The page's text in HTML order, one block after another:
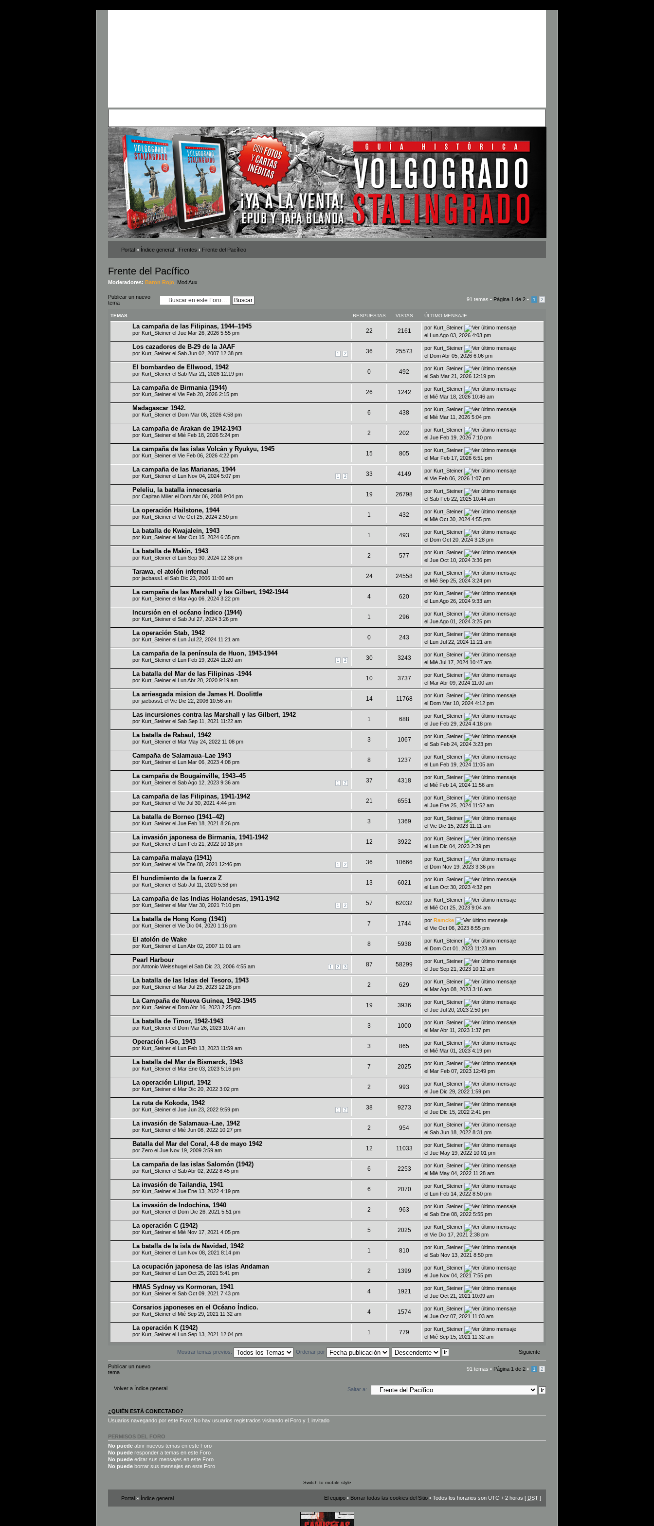
Portal » Índice general ‹ Frentes ‹ Frente del Pacífico
Frente del Pacífico
Moderadores: Baron Rojo Mod Aux
Publicar un nuevo
tema
91 temas • Página 1 de 2 • 1 2
TEMAS RESPUESTAS VISTAS ÚLTIMO MENSAJE
La campaña de las Filipinas, 1944–1945
por Kurt_Steiner el Jue Mar 26, 2026 5:55 pm 22 2161 por Kurt_Steiner
el Lun Ago 03, 2026 4:03 pm
Los cazadores de B-29 de la JAAF
1 2
por Kurt_Steiner el Sab Jun 02, 2007 12:38 pm 36 25573 por Kurt_Steiner
el Dom Abr 05, 2026 6:06 pm
El bombardeo de Ellwood, 1942
por Kurt_Steiner el Sab Mar 21, 2026 12:19 pm 0 492 por Kurt_Steiner
el Sab Mar 21, 2026 12:19 pm
La campaña de Birmania (1944)
por Kurt_Steiner el Vie Feb 20, 2026 2:15 pm 26 1242 por Kurt_Steiner
el Mié Mar 18, 2026 10:46 am
Madagascar 1942.
por Kurt_Steiner el Dom Mar 08, 2026 4:58 pm 6 438 por Kurt_Steiner
el Mié Mar 11, 2026 5:04 pm
La campaña de Arakan de 1942-1943
por Kurt_Steiner el Mié Feb 18, 2026 5:24 pm 2 202 por Kurt_Steiner
el Jue Feb 19, 2026 7:10 pm
La campaña de las islas Volcán y Ryukyu, 1945
por Kurt_Steiner el Vie Feb 06, 2026 4:22 pm 15 805 por Kurt_Steiner
el Mar Feb 17, 2026 6:51 pm
La campaña de las Marianas, 1944
1 2
por Kurt_Steiner el Lun Nov 04, 2024 5:07 pm 33 4149 por Kurt_Steiner
el Vie Feb 06, 2026 1:07 pm
Peleliu, la batalla innecesaria
por Capitan Miller el Dom Abr 06, 2008 9:04 pm 19 26798 por Kurt_Steiner
el Sab Feb 22, 2025 10:44 am
La operación Hailstone, 1944
por Kurt_Steiner el Vie Oct 25, 2024 2:50 pm 1 432 por Kurt_Steiner
el Mié Oct 30, 2024 4:55 pm
La batalla de Kwajalein, 1943
por Kurt_Steiner el Mar Oct 15, 2024 6:35 pm 1 493 por Kurt_Steiner
el Dom Oct 20, 2024 3:28 pm
La batalla de Makin, 1943
por Kurt_Steiner el Lun Sep 30, 2024 12:38 pm 2 577 por Kurt_Steiner
el Jue Oct 10, 2024 3:36 pm
Tarawa, el atolón infernal
por jacbass1 el Sab Dic 23, 2006 11:00 am 24 24558 por Kurt_Steiner
el Mié Sep 25, 2024 3:24 pm
La campaña de las Marshall y las Gilbert, 1942-1944
por Kurt_Steiner el Mar Ago 06, 2024 3:22 pm 4 620 por Kurt_Steiner
el Lun Ago 26, 2024 9:33 am
Incursión en el océano Índico (1944)
por Kurt_Steiner el Sab Jul 27, 2024 3:26 pm 1 296 por Kurt_Steiner
el Jue Ago 01, 2024 3:25 pm
La operación Stab, 1942
por Kurt_Steiner el Lun Jul 22, 2024 11:21 am 0 243 por Kurt_Steiner
el Lun Jul 22, 2024 11:21 am
La campaña de la península de Huon, 1943-1944
1 2
por Kurt_Steiner el Lun Feb 19, 2024 11:20 am 30 3243 por Kurt_Steiner
el Mié Jul 17, 2024 10:47 am
La batalla del Mar de las Filipinas -1944
por Kurt_Steiner el Lun Abr 20, 2020 9:19 am 10 3737 por Kurt_Steiner
el Mar Abr 09, 2024 11:00 am
La arriesgada mision de James H. Doolittle
por jacbass1 el Vie Dic 22, 2006 10:56 am 14 11768 por Kurt_Steiner
el Dom Mar 10, 2024 4:12 pm
Las incursiones contra las Marshall y las Gilbert, 1942
por Kurt_Steiner el Sab Sep 11, 2021 11:22 am 1 688 por Kurt_Steiner
el Jue Feb 29, 2024 4:18 pm
La batalla de Rabaul, 1942
por Kurt_Steiner el Mar May 24, 2022 11:08 pm 3 1067 por Kurt_Steiner
el Sab Feb 24, 2024 3:23 pm
Campaña de Salamaua–Lae 1943
por Kurt_Steiner el Lun Mar 06, 2023 4:08 pm 8 1237 por Kurt_Steiner
el Lun Feb 19, 2024 11:05 am
La campaña de Bougainville, 1943–45
1 2
por Kurt_Steiner el Sab Ago 12, 2023 9:36 am 37 4318 por Kurt_Steiner
el Mié Feb 14, 2024 11:56 am
La campaña de las Filipinas, 1941-1942
por Kurt_Steiner el Vie Jul 30, 2021 4:44 pm 21 6551 por Kurt_Steiner
el Jue Ene 25, 2024 11:52 am
La batalla de Borneo (1941–42)
por Kurt_Steiner el Jue Feb 18, 2021 8:26 pm 3 1369 por Kurt_Steiner
el Vie Dic 15, 2023 11:11 am
La invasión japonesa de Birmania, 1941-1942
por Kurt_Steiner el Lun Feb 21, 2022 10:18 pm 12 3922 por Kurt_Steiner
el Lun Dic 04, 2023 2:39 pm
La campaña malaya (1941)
1 2
por Kurt_Steiner el Vie Ene 08, 2021 12:46 pm 36 10666 por Kurt_Steiner
el Dom Nov 19, 2023 3:36 pm
El hundimiento de la fuerza Z
por Kurt_Steiner el Sab Jul 11, 2020 5:58 pm 13 6021 por Kurt_Steiner
el Lun Oct 30, 2023 4:32 pm
La campaña de las Indias Holandesas, 1941-1942
1 2
por Kurt_Steiner el Mar Mar 30, 2021 7:10 pm 57 62032 por Kurt_Steiner
el Mié Oct 25, 2023 9:04 am
La batalla de Hong Kong (1941)
por Kurt_Steiner el Vie Dic 04, 2020 1:16 pm 7 1744 porRamcke
el Vie Oct 06, 2023 8:55 pm
El atolón de Wake
por Kurt_Steiner el Lun Abr 02, 2007 11:01 am 8 5938 por Kurt_Steiner
el Dom Oct 01, 2023 11:23 am
Pearl Harbour
1 2 3
porAntonio Weisshugel el Sab Dic 23, 2006 4:55 am 87 58299 por Kurt_Steiner
el Jue Sep 21, 2023 10:12 am
La batalla de las Islas del Tesoro, 1943
por Kurt_Steiner el Mar Jul 25, 2023 12:28 pm 2 629 por Kurt_Steiner
el Mar Ago 08, 2023 3:16 am
La Campaña de Nueva Guinea, 1942-1945
por Kurt_Steiner el Dom Abr 16, 2023 2:25 pm 19 3936 por Kurt_Steiner
el Jue Jul 20, 2023 2:50 pm
La batalla de Timor, 1942-1943
por Kurt_Steiner el Dom Mar 26, 2023 10:47 am 3 1000 por Kurt_Steiner
el Mar Abr 11, 2023 1:37 pm
Operación I-Go, 1943
por Kurt_Steiner el Lun Feb 13, 2023 11:59 am 3 865 por Kurt_Steiner
el Mié Mar 01, 2023 4:19 pm
La batalla del Mar de Bismarck, 1943
por Kurt_Steiner el Mar Ene 03, 2023 5:16 pm 7 2025 por Kurt_Steiner
el Mar Feb 07, 2023 12:49 pm
La operación Liliput, 1942
por Kurt_Steiner el Mar Dic 20, 2022 3:02 pm 2 993 por Kurt_Steiner
el Jue Dic 29, 2022 1:59 pm
La ruta de Kokoda, 1942
1 2
por Kurt_Steiner el Jue Jun 23, 2022 9:59 pm 38 9273 por Kurt_Steiner
el Jue Dic 15, 2022 2:41 pm
La invasión de Salamaua–Lae, 1942
por Kurt_Steiner el Mié Jun 08, 2022 10:27 pm 2 954 por Kurt_Steiner
el Sab Jun 18, 2022 8:31 pm
Batalla del Mar del Coral, 4-8 de mayo 1942
por Zero el Jue Nov 19, 2009 3:59 am 12 11033 por Kurt_Steiner
el Jue May 19, 2022 10:01 pm
La campaña de las islas Salomón (1942)
por Kurt_Steiner el Sab Abr 02, 2022 8:45 pm 6 2253 por Kurt_Steiner
el Mié May 04, 2022 11:28 am
La invasión de Tailandia, 1941
por Kurt_Steiner el Jue Ene 13, 2022 4:19 pm 6 2070 por Kurt_Steiner
el Lun Feb 14, 2022 8:50 pm
La invasión de Indochina, 1940
por Kurt_Steiner el Dom Dic 26, 2021 5:51 pm 2 963 por Kurt_Steiner
el Sab Ene 08, 2022 5:55 pm
La operación C (1942)
por Kurt_Steiner el Mié Nov 17, 2021 4:05 pm 5 2025 por Kurt_Steiner
el Vie Dic 17, 2021 2:38 pm
La batalla de la isla de Navidad, 1942
por Kurt_Steiner el Lun Nov 08, 2021 8:14 pm 1 810 por Kurt_Steiner
el Sab Nov 13, 2021 8:50 pm
La ocupación japonesa de las islas Andaman
por Kurt_Steiner el Lun Oct 25, 2021 5:41 pm 2 1399 por Kurt_Steiner
el Jue Nov 04, 2021 7:55 pm
HMAS Sydney vs Kormoran, 1941
por Kurt_Steiner el Sab Oct 09, 2021 7:43 pm 4 1921 por Kurt_Steiner
el Jue Oct 21, 2021 10:09 am
Corsarios japoneses en el Océano Índico.
por Kurt_Steiner el Mié Sep 29, 2021 11:32 am 4 1574 por Kurt_Steiner
el Jue Oct 07, 2021 11:03 am
La operación K (1942)
por Kurt_Steiner el Lun Sep 13, 2021 12:04 pm 1 779 por Kurt_Steiner
el Mié Sep 15, 2021 11:32 am
Siguiente
Mostrar temas previos: Ordenar por
Publicar un nuevo
tema
91 temas • Página 1 de 2 • 1 2
Volver a Índice general Saltar a:
¿QUIÉN ESTÁ CONECTADO?
Usuarios navegando por este Foro: No hay usuarios registrados visitando el Foro y 1 invitado
PERMISOS DEL FORO
No puede abrir nuevos temas en este Foro
No puede responder a temas en este Foro
No puede editar sus mensajes en este Foro
No puede borrar sus mensajes en este Foro
Switch to mobile style
Portal » Índice general El equipo • Borrar todas las cookies del Sitio • Todos los horarios son UTC + 2 horas [ DST ]